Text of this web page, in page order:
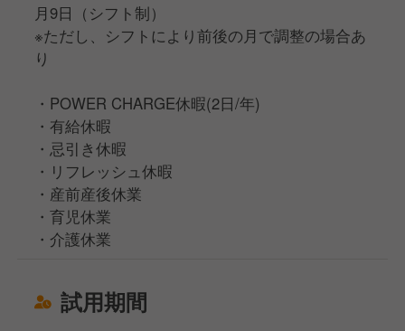
月9日（シフト制）
※ただし、シフトにより前後の月で調整の場合あ
り
・POWER CHARGE休暇(2日/年)
・有給休暇
・忌引き休暇
・リフレッシュ休暇
・産前産後休業
・育児休業
・介護休業
試用期間